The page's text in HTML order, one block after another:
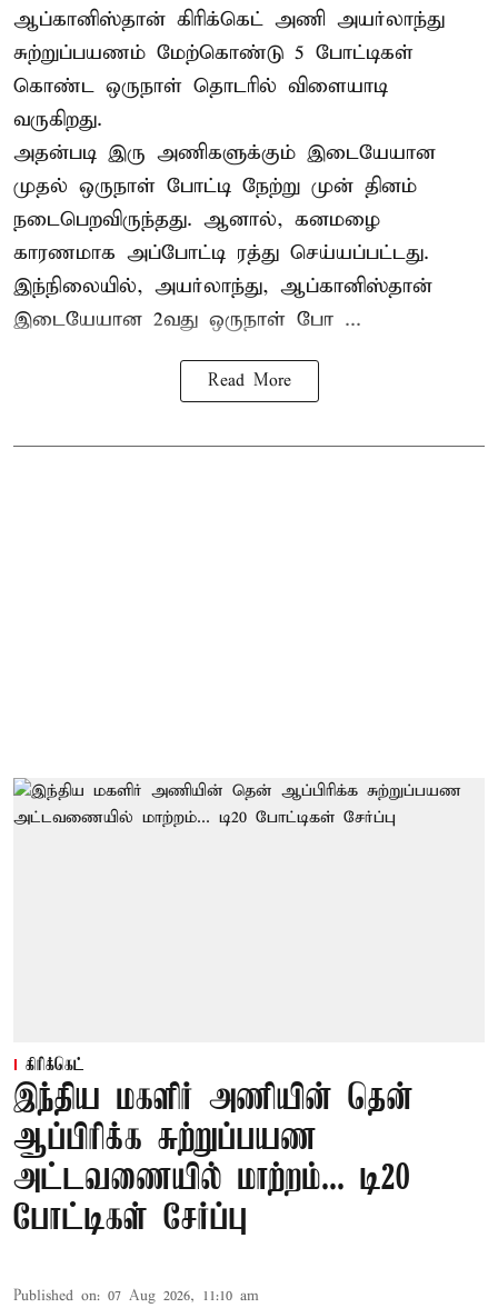
ஆப்கானிஸ்தான் கிரிக்கெட் அணி அயர்லாந்து
சுற்றுப்பயணம் மேற்கொண்டு 5 போட்டிகள்
கொண்ட ஒருநாள் தொடரில் விளையாடி
வருகிறது.
அதன்படி இரு அணிகளுக்கும் இடையேயான
முதல் ஒருநாள் போட்டி நேற்று முன் தினம்
நடைபெறவிருந்தது. ஆனால், கனமழை
காரணமாக அப்போட்டி ரத்து செய்யப்பட்டது.
இந்நிலையில், அயர்லாந்து, ஆப்கானிஸ்தான்
இடையேயான 2வது ஒருநாள் போ ...
Read More
கிரிக்கெட்
இந்திய மகளிர் அணியின் தென்
ஆப்பிரிக்க சுற்றுப்பயண
அட்டவணையில் மாற்றம்... டி20
போட்டிகள் சேர்ப்பு
Published on: 07 Aug 2026, 11:10 am